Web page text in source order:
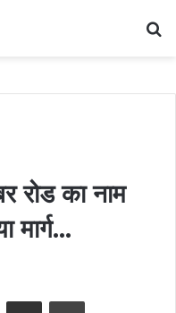
रोड का नाम
मार्ग…
Share via Email Print